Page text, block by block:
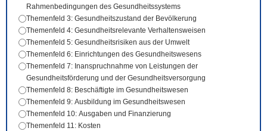
Rahmenbedingungen des Gesundheitssystems
Themenfeld 3: Gesundheitszustand der Bevölkerung
Themenfeld 4: Gesundheitsrelevante Verhaltensweisen
Themenfeld 5: Gesundheitsrisiken aus der Umwelt
Themenfeld 6: Einrichtungen des Gesundheitswesens
Themenfeld 7: Inanspruchnahme von Leistungen der
Gesundheitsförderung und der Gesundheitsversorgung
Themenfeld 8: Beschäftigte im Gesundheitswesen
Themenfeld 9: Ausbildung im Gesundheitswesen
Themenfeld 10: Ausgaben und Finanzierung
Themenfeld 11: Kosten